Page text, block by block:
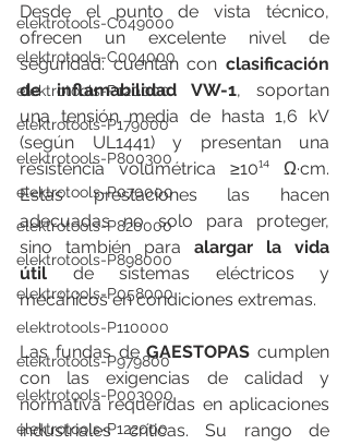
elektrotools-C049000
elektrotools-C004000
elektrotools-P120000
elektrotools-P179000
elektrotools-P800300
elektrotools-P070000
elektrotools-P820000
elektrotools-P898000
elektrotools-P058000
elektrotools-P110000
elektrotools-P979800
elektrotools-P003000
elektrotools-P122000
Desde el punto de vista técnico,
ofrecen un excelente nivel de
seguridad: cuentan con clasificación
de inflamabilidad VW-1, soportan
una tensión media de hasta 1,6 kV
(según UL1441) y presentan una
resistencia volumétrica ≥10¹⁴ Ω·cm.
Estas prestaciones las hacen
adecuadas no solo para proteger,
sino también para alargar la vida
útil de sistemas eléctricos y
mecánicos en condiciones extremas.
Las fundas de GAESTOPAS cumplen
con las exigencias de calidad y
normativa requeridas en aplicaciones
industriales críticas. Su rango de